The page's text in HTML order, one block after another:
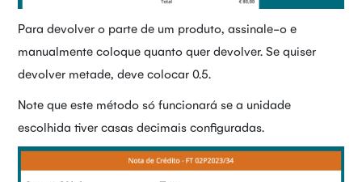
Para devolver o parte de um produto, assinale-o e
manualmente coloque quanto quer devolver. Se quiser
devolver metade, deve colocar 0.5.
Note que este método só funcionará se a unidade
escolhida tiver casas decimais configuradas.